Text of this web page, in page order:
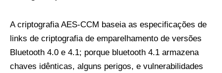
A criptografia AES-CCM baseia as especificações de
links de criptografia de emparelhamento de versões
Bluetooth 4.0 e 4.1; porque bluetooth 4.1 armazena
chaves idênticas, alguns perigos, e vulnerabilidades